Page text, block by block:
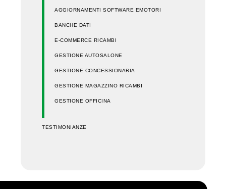
AGGIORNAMENTI SOFTWARE EMOTORI
BANCHE DATI
E-COMMERCE RICAMBI
GESTIONE AUTOSALONE
GESTIONE CONCESSIONARIA
GESTIONE MAGAZZINO RICAMBI
GESTIONE OFFICINA
TESTIMONIANZE